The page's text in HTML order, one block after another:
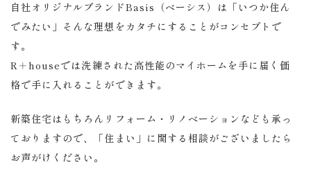
自社オリジナルブランドBasis（ベーシス）は「いつか住ん
でみたい」そんな理想をカタチにすることがコンセプトで
す。
R＋houseでは洗練された高性能のマイホームを手に届く価
格で手に入れることができます。
新築住宅はもちろんリフォーム・リノベーションなども承っ
ておりますので、「住まい」に関する相談がございましたら
お声がけください。